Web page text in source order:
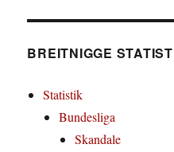
BREITNIGGE
Statistik
Bundesliga
Skandale